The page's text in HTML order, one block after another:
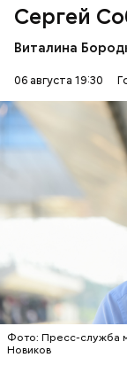
Сергей
Виталина
06 августа 19:30
Фото: Пресс-служба
Новиков
В Москве
церквиИльи
здании
этом недавно
1519–1521
последние 15
назначения.
РЕСТАВРАЦИЯ
СЕРГЕЙ